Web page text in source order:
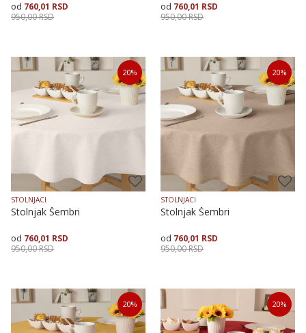
760,01 RSD
950,00RSD
Veličina
140X140140X180140X240
Dodaj u korpu
760,01 RSD
950,00RSD
Dodaj u korpu
20%
STOLNJACI
Stolnjak Šembri
760,01 RSD
950,00RSD
Dodaj u korpu
20%
STOLNJACI
Stolnjak Šembri
760,01 RSD
950,00RSD
Dodaj u korpu
20% 20%